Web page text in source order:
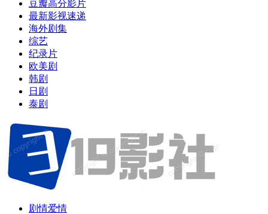
豆瓣高分影片
最新影视速递
海外剧集
综艺
纪录片
欧美剧
韩剧
日剧
泰剧
剧情爱情